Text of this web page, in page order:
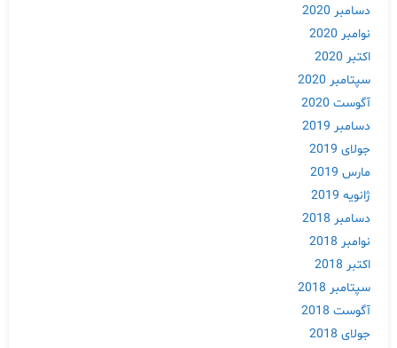
دسامبر 2020
نوامبر 2020
اکتبر 2020
سپتامبر 2020
آگوست 2020
دسامبر 2019
جولای 2019
مارس 2019
ژانویه 2019
دسامبر 2018
نوامبر 2018
اکتبر 2018
سپتامبر 2018
آگوست 2018
جولای 2018